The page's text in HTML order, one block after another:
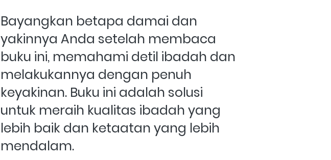
Bayangkan betapa damai dan
yakinnya Anda setelah membaca
buku ini, memahami detil ibadah dan
melakukannya dengan penuh
keyakinan. Buku ini adalah solusi
untuk meraih kualitas ibadah yang
lebih baik dan ketaatan yang lebih
mendalam.